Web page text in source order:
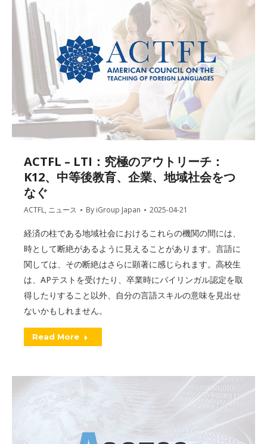
ACTFL – LTI：究極のアウトリーチ：
K12、中等後教育、企業、地域社会をつ
なぐ
ACTFL, ニュース By iGroup Japan 2025-04-21
経済の柱である地域社会におけるこれらの機関の間には、
時として断絶があるように見えることがあります。言語に
関しては、その断絶はさらに顕著に感じられます。高校生
は、APテストを受けたり、卒業時にバイリンガル認定を取
得したりすること以外、自分の言語スキルの意味を見出せ
ないかもしれません。
Read More